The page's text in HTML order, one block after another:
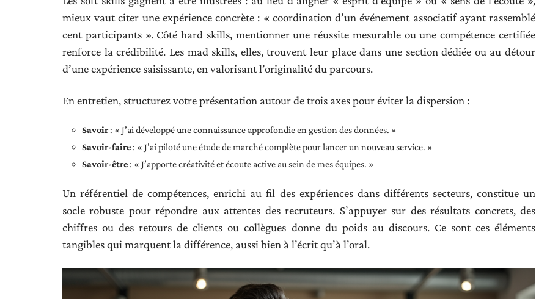
mieux vaut citer une expérience concrète : « coordination d’un événement associatif ayant rassemblé
cent participants ». Côté hard skills, mentionner une réussite mesurable ou une compétence certifiée
renforce la crédibilité. Les mad skills, elles, trouvent leur place dans une section dédiée ou au détour
d’une expérience saisissante, en valorisant l’originalité du parcours.
En entretien, structurez votre présentation autour de trois axes pour éviter la dispersion :
Savoir : « J’ai développé une connaissance approfondie en gestion des données. »
Savoir-faire : « J’ai piloté une étude de marché complète pour lancer un nouveau service. »
Savoir-être : « J’apporte créativité et écoute active au sein de mes équipes. »
Un référentiel de compétences, enrichi au fil des expériences dans différents secteurs, constitue un
socle robuste pour répondre aux attentes des recruteurs. S’appuyer sur des résultats concrets, des
chiffres ou des retours de clients ou collègues donne du poids au discours. Ce sont ces éléments
tangibles qui marquent la différence, aussi bien à l’écrit qu’à l’oral.